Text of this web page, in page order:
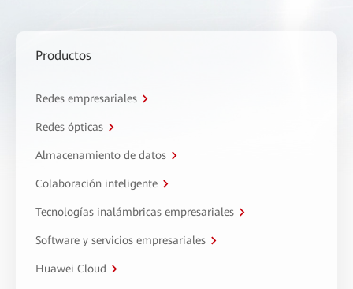
Productos
Redes empresariales
Redes ópticas
Almacenamiento de datos
Colaboración inteligente
Tecnologías inalámbricas empresariales
Software y servicios empresariales
Huawei Cloud